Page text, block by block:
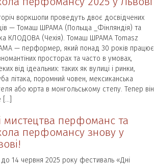
воркшопи проведуть двоє досвідчених
— Томаш ШРАМА (Польща _Фінляндія) та
КЛОДОВА (Чехія). Томаш ШРАМА Tomasz
— перформер, який понад 30 років працює
просторах та часто в умовах,
від ідеальних: таких як вулиці і ринки,
літака, поромний човен, мексиканська
або юрта в монгольському степу. Тепер він
[…]
мистецтва перфоманс та
перфомансу знову у
14 червня 2025 року фестиваль «Дні